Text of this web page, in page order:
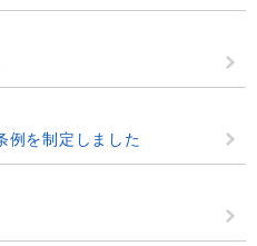
例を制定しました